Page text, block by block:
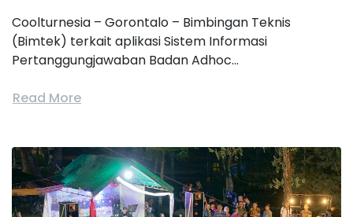
Coolturnesia – Gorontalo – Bimbingan Teknis
(Bimtek) terkait aplikasi Sistem Informasi
Pertanggungjawaban Badan Adhoc...
Read More